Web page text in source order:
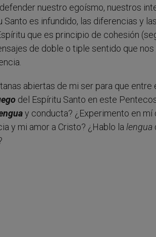
nuestro egoísmo, nuestros
es infundido, las diferencias y
que es principio de cohesión
de doble o tiple sentido que
abiertas de mi ser para que entre
del Espíritu Santo en este
y conducta? ¿Experimento en mí
y mi amor a Cristo? ¿Hablo la lengua